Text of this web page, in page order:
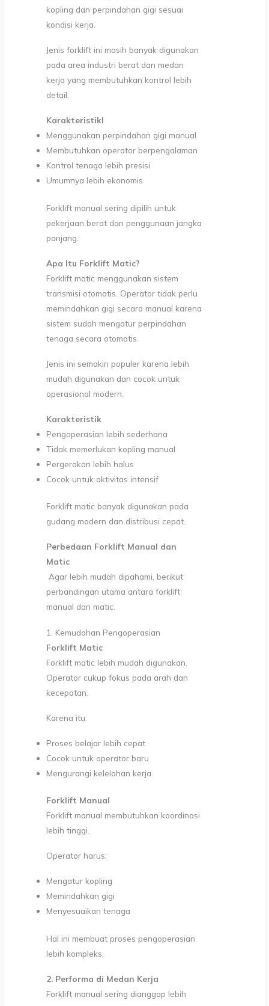
kopling dan perpindahan gigi sesuai
kondisi kerja.
Jenis forklift ini masih banyak digunakan
pada area industri berat dan medan
kerja yang membutuhkan kontrol lebih
detail.
Karakteristikl
Menggunakan perpindahan gigi manual
Membutuhkan operator berpengalaman
Kontrol tenaga lebih presisi
Umumnya lebih ekonomis
Forklift manual sering dipilih untuk
pekerjaan berat dan penggunaan jangka
panjang.
Apa Itu Forklift Matic?
Forklift matic menggunakan sistem
transmisi otomatis. Operator tidak perlu
memindahkan gigi secara manual karena
sistem sudah mengatur perpindahan
tenaga secara otomatis.
Jenis ini semakin populer karena lebih
mudah digunakan dan cocok untuk
operasional modern.
Karakteristik
Pengoperasian lebih sederhana
Tidak memerlukan kopling manual
Pergerakan lebih halus
Cocok untuk aktivitas intensif
Forklift matic banyak digunakan pada
gudang modern dan distribusi cepat.
Perbedaan Forklift Manual dan
Matic
Agar lebih mudah dipahami, berikut
perbandingan utama antara forklift
manual dan matic.
1. Kemudahan Pengoperasian
Forklift Matic
Forklift matic lebih mudah digunakan.
Operator cukup fokus pada arah dan
kecepatan.
Karena itu:
Proses belajar lebih cepat
Cocok untuk operator baru
Mengurangi kelelahan kerja
Forklift Manual
Forklift manual membutuhkan koordinasi
lebih tinggi.
Operator harus:
Mengatur kopling
Memindahkan gigi
Menyesuaikan tenaga
Hal ini membuat proses pengoperasian
lebih kompleks.
2. Performa di Medan Kerja
Forklift manual sering dianggap lebih